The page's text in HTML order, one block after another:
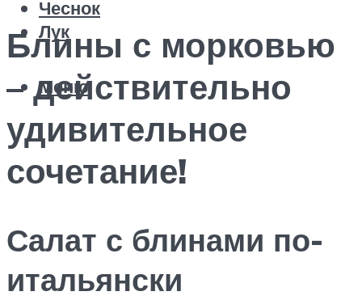
Чеснок
Лук
Меню
Блины с морковью
– действительно
удивительное
сочетание!
Салат с блинами по-
итальянски